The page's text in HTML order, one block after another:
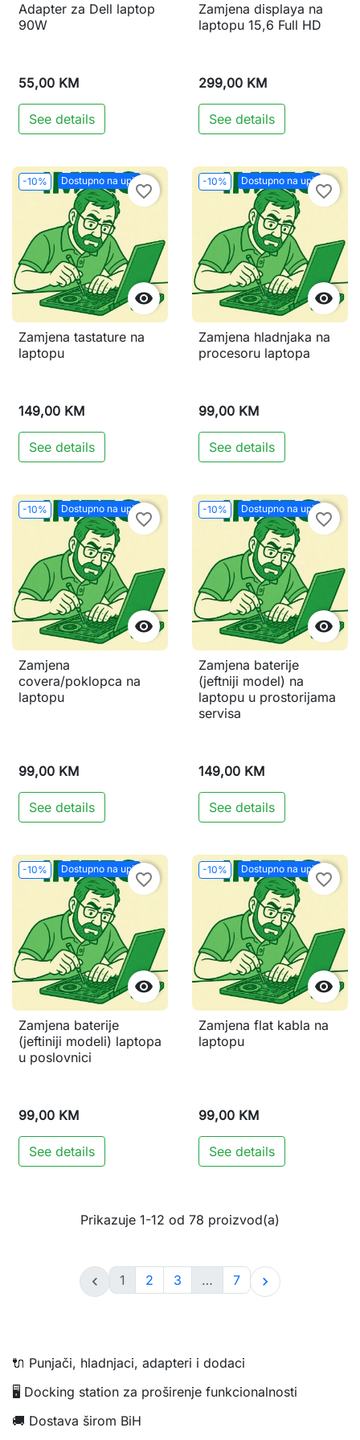
Adapter za Dell laptop
90W
55,00 KM
See details
Zamjena displaya na
laptopu 15,6 Full HD
299,00 KM
See details
-10% Dostupno na upit

favorite_border
Zamjena tastature na
laptopu
149,00 KM
See details
-10% Dostupno na upit

favorite_border
Zamjena hladnjaka na
procesoru laptopa
99,00 KM
See details
-10% Dostupno na upit

favorite_border
Zamjena
covera/poklopca na
laptopu
99,00 KM
See details
-10% Dostupno na upit

favorite_border
Zamjena baterije
(jeftniji model) na
laptopu u prostorijama
servisa
149,00 KM
See details
-10% Dostupno na upit

favorite_border
Zamjena baterije
(jeftiniji modeli) laptopa
u poslovnici
99,00 KM
See details
-10% Dostupno na upit

favorite_border
Zamjena flat kabla na
laptopu
99,00 KM
See details
Prikazuje 1-12 od 78 proizvod(a)
 1 2 3 … 7 
🔌 Punjači, hladnjaci, adapteri i dodaci
🖥️ Docking station za proširenje funkcionalnosti
🚚 Dostava širom BiH